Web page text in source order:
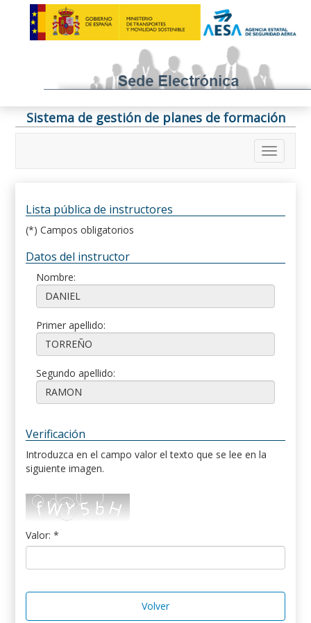
Sistema de gestión de planes de formación
Lista pública de instructores
(*) Campos obligatorios
Datos del instructor
Nombre:
Primer apellido:
Segundo apellido:
Verificación
Introduzca en el campo valor el texto que se lee en la
siguiente imagen.
Valor: *
Volver